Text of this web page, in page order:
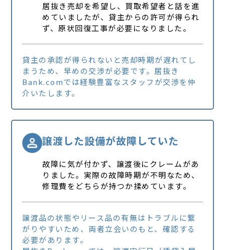
居抜き売却を希望し、買取希望者と話を進
めていましたが、貸主からの許可が得られ
ず、原状回復工事が必要になりました。
貸主の承認が得られないと売却時期が遅れてし
まうため、早めの交渉が必要です。居抜き
Bank.comでは経験豊富なスタッフが交渉を仲
介いたします。
譲渡した設備が故障していた
故障に気が付かず、譲渡後にクレームがあ
りました。実際の故障時期が不明なため、
修理費をどちらが持つか揉めています。
譲渡品の状態やリース品の有無はトラブルに繋
がりやすいため、両者立会いのもと、確認する
必要があります。